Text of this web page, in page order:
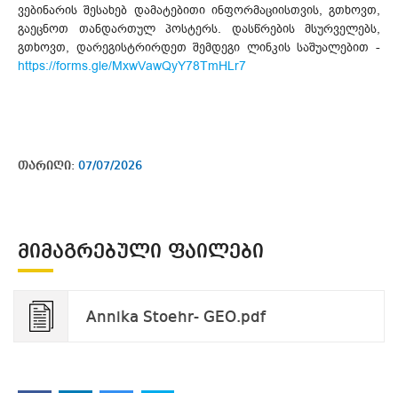
ვებინარის შესახებ დამატებითი ინფორმაციისთვის, გთხოვთ,
გაეცნოთ თანდართულ პოსტერს. დასწრების მსურველებს,
გთხოვთ, დარეგისტრირდეთ შემდეგი ლინკის საშუალებით -
https://forms.gle/MxwVawQyY78TmHLr7
თარიღი: 07/07/2026
ᲛᲘᲛᲐᲒᲠᲔᲑᲣᲚᲘ ᲤᲐᲘᲚᲔᲑᲘ
Annika Stoehr- GEO.pdf